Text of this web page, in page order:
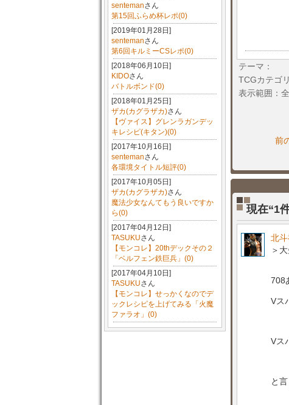
sentemanさん
第15回ふらめ杯レポ(0)
[2019年01月28日]
sentemanさん
第6回キルミーCSレポ(0)
[2018年06月10日]
KIDOさん
バトルボンド(0)
[2018年01月25日]
ザカ(カグラザカ)さん
【ヴァイス】グレンラガンデッ
キレシピ(キタン)(0)
[2017年10月16日]
sentemanさん
各環境タイトル短評(0)
[2017年10月05日]
ザカ(カグラザカ)さん
魔法少女なんてもう良いですか
ら(0)
[2017年04月12日]
TASUKUさん
【モンコレ】20thデックその２
「ベルフェン鉄巨兵」(0)
[2017年04月10日]
TASUKUさん
【モンコレ】せっかくなのでデ
ックレシピを上げてみる「火魔
ファラオ」(0)
テーマ：
TCGカテゴ
表示範囲：
前
現在“1
北
＞
708
Vス
Vス
と